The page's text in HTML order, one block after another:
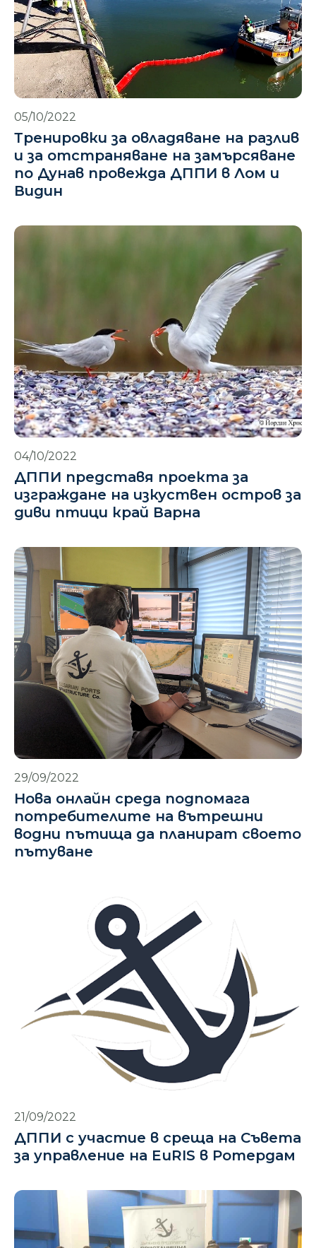
05/10/2022
Тренировки за овладяване на разлив
и за отстраняване на замърсяване
по Дунав провежда ДППИ в Лом и
Видин
04/10/2022
ДППИ представя проекта за
изграждане на изкуствен остров за
диви птици край Варна
29/09/2022
Нова онлайн среда подпомага
потребителите на вътрешни
водни пътища да планират своето
пътуване
21/09/2022
ДППИ с участие в среща на Съвета
за управление на EuRIS в Ротердам